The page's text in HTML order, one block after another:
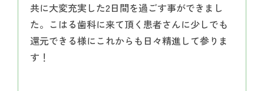
共に大変充実した2日間を過ごす事ができまし
た。こはる歯科に来て頂く患者さんに少しでも
還元できる様にこれからも日々精進して参りま
す！